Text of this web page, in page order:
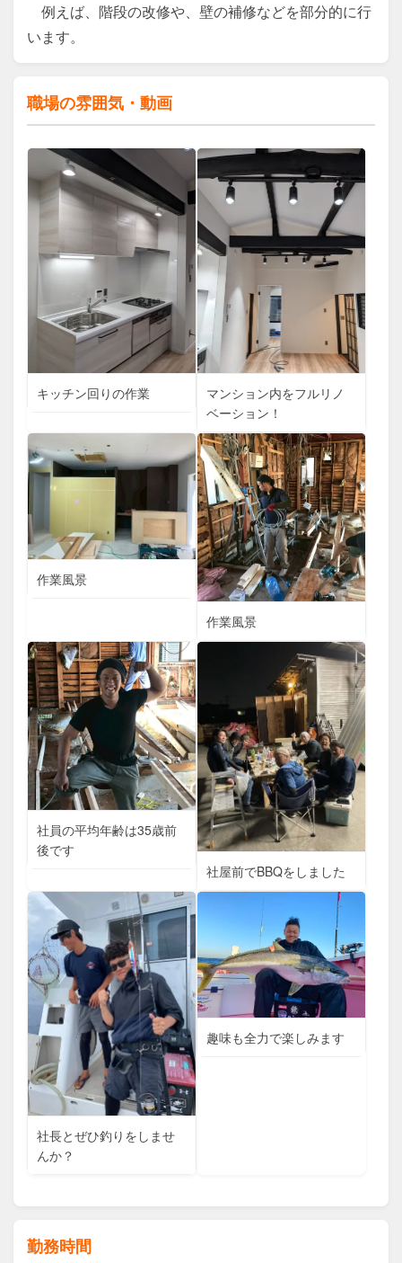
例えば、階段の改修や、壁の補修などを部分的に行
います。
職場の雰囲気・動画
キッチン回りの作業
マンション内をフルリノ
ベーション！
作業風景
作業風景
社員の平均年齢は35歳前
後です
社屋前でBBQをしました
社長とぜひ釣りをしませ
んか？
趣味も全力で楽しみます
勤務時間